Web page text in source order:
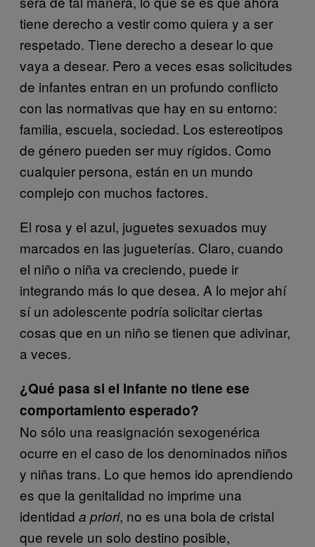
tiene derecho a vestir como quiera y a ser
respetado. Tiene derecho a desear lo que
vaya a desear. Pero a veces esas solicitudes
de infantes entran en un profundo conflicto
con las normativas que hay en su entorno:
familia, escuela, sociedad. Los estereotipos
de género pueden ser muy rígidos. Como
cualquier persona, están en un mundo
complejo con muchos factores.
El rosa y el azul, juguetes sexuados muy
marcados en las jugueterías. Claro, cuando
el niño o niña va creciendo, puede ir
integrando más lo que desea. A lo mejor ahí
sí un adolescente podría solicitar ciertas
cosas que en un niño se tienen que adivinar,
a veces.
¿Qué pasa si el infante no tiene ese
comportamiento esperado?
No sólo una reasignación sexogenérica
ocurre en el caso de los denominados niños
y niñas trans. Lo que hemos ido aprendiendo
es que la genitalidad no imprime una
identidad a priori, no es una bola de cristal
que revele un solo destino posible,